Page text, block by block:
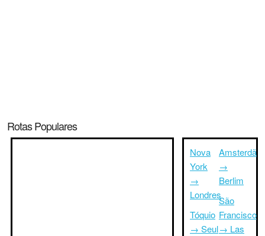
Rotas Populares
Nova
York
→
Londres
Tóquio
→ Seul
Amsterdã
→
Berlim
São
Francisco
→ Las